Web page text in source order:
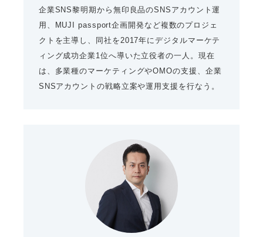
企業SNS黎明期から無印良品のSNSアカウント運
用、MUJI passport企画開発など複数のプロジェ
クトを主導し、同社を2017年にデジタルマーケテ
ィング成功企業1位へ導いた立役者の一人。現在
は、多業種のマーケティングやOMOの支援、企業
SNSアカウントの戦略立案や運用支援を行なう。